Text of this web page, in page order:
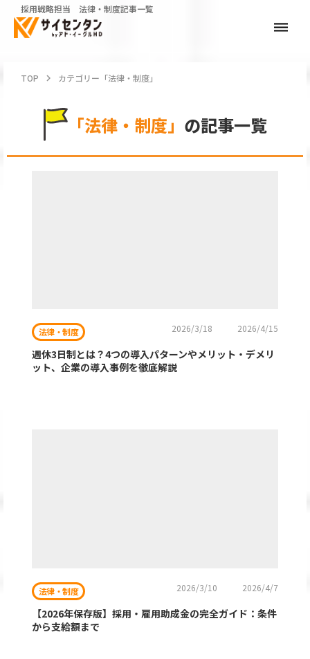
TOP keyboard_arrow_right カテゴリー「法律・制度」
「法律・制度」 の記事一覧
法律・制度 2026/3/18 2026/4/15
週休3日制とは？4つの導入パターンやメリット・デメリ
ット、企業の導入事例を徹底解説
法律・制度 2026/3/10 2026/4/7
【2026年保存版】採用・雇用助成金の完全ガイド：条件
から支給額まで
dehaze
採用戦略担当 法律・制度記事一覧